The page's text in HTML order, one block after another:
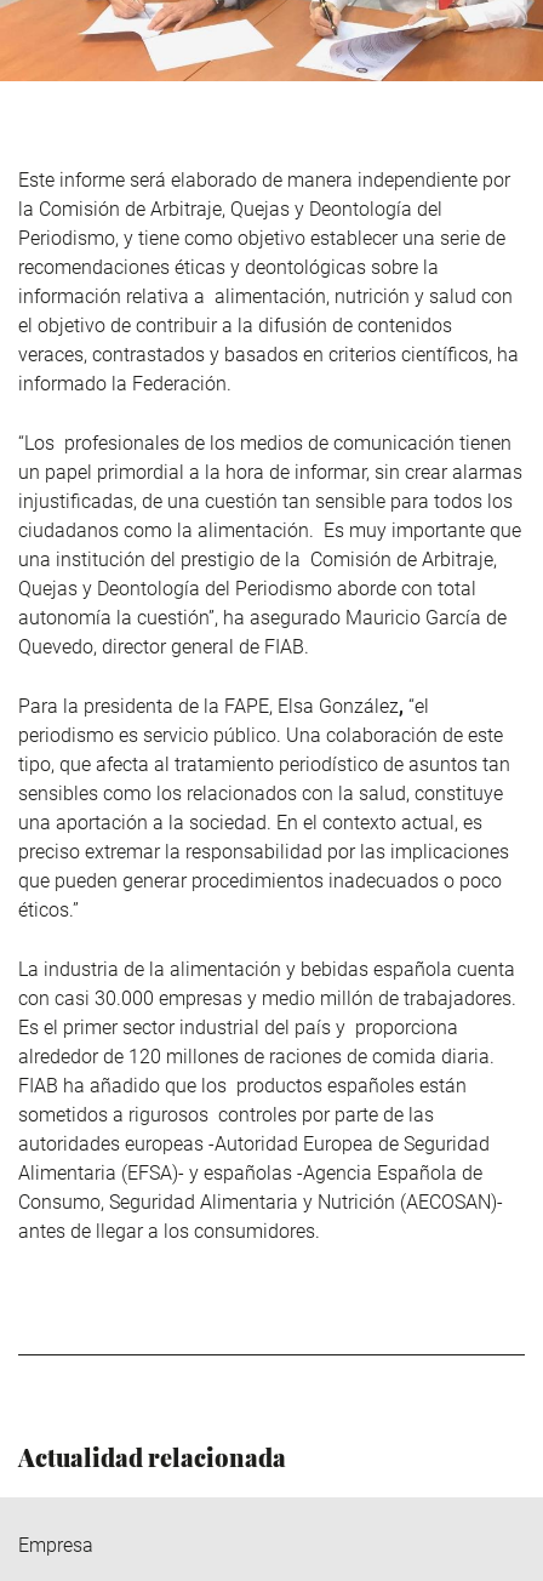
Este informe será elaborado de manera independiente por
la Comisión de Arbitraje, Quejas y Deontología del
Periodismo, y tiene como objetivo establecer una serie de
recomendaciones éticas y deontológicas sobre la
información relativa a alimentación, nutrición y salud con
el objetivo de contribuir a la difusión de contenidos
veraces, contrastados y basados en criterios científicos, ha
informado la Federación.
“Los profesionales de los medios de comunicación tienen
un papel primordial a la hora de informar, sin crear alarmas
injustificadas, de una cuestión tan sensible para todos los
ciudadanos como la alimentación. Es muy importante que
una institución del prestigio de la Comisión de Arbitraje,
Quejas y Deontología del Periodismo aborde con total
autonomía la cuestión”, ha asegurado Mauricio García de
Quevedo, director general de FIAB.
Para la presidenta de la FAPE, Elsa González, “el
periodismo es servicio público. Una colaboración de este
tipo, que afecta al tratamiento periodístico de asuntos tan
sensibles como los relacionados con la salud, constituye
una aportación a la sociedad. En el contexto actual, es
preciso extremar la responsabilidad por las implicaciones
que pueden generar procedimientos inadecuados o poco
éticos.”
La industria de la alimentación y bebidas española cuenta
con casi 30.000 empresas y medio millón de trabajadores.
Es el primer sector industrial del país y proporciona
alrededor de 120 millones de raciones de comida diaria.
FIAB ha añadido que los productos españoles están
sometidos a rigurosos controles por parte de las
autoridades europeas -Autoridad Europea de Seguridad
Alimentaria (EFSA)- y españolas -Agencia Española de
Consumo, Seguridad Alimentaria y Nutrición (AECOSAN)-
antes de llegar a los consumidores.
Actualidad relacionada
Empresa